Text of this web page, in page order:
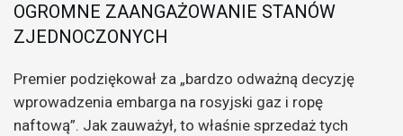
OGROMNE ZAANGAŻOWANIE STANÓW
ZJEDNOCZONYCH
Premier podziękował za „bardzo odważną decyzję
wprowadzenia embarga na rosyjski gaz i ropę
naftową”. Jak zauważył, to właśnie sprzedaż tych